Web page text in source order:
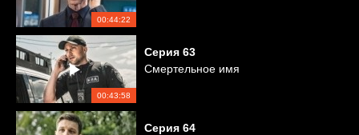
00:44:22
00:43:58
Серия 63
Смертельное имя
Серия 64